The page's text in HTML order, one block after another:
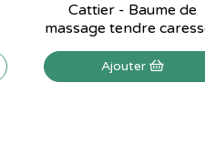
Cattier - Baume de
massage tendre
Ajouter